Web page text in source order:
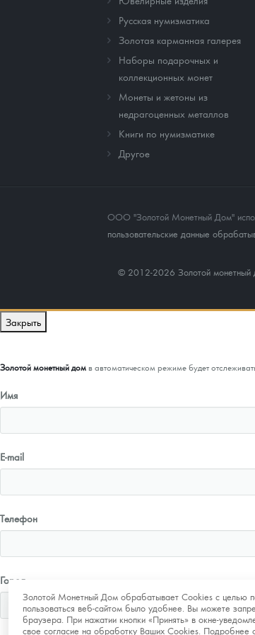
Русская нумизматика
Золотая карманная галерея
Наборы подарочных и
коллекционных монет
Монеты и жетоны из
недрагоценных металлов
Книги по нумизматике
Другое
ООО "Золотой Монетный Дом"
пользовательские данные
© 2012-2026 Золотой монетный
Золотой Монетный Дом обрабатывает Cookies с целью
пользоваться веб-сайтом было удобнее. Вы можете
браузера. При нажатии кнопки «Принять» в окне-
свое согласие на обработку Ваших Cookies. Подробнее
Закрыть
Золотой монетный домв автоматическом режиме будет
Имя
E-mail
Телефон
Город